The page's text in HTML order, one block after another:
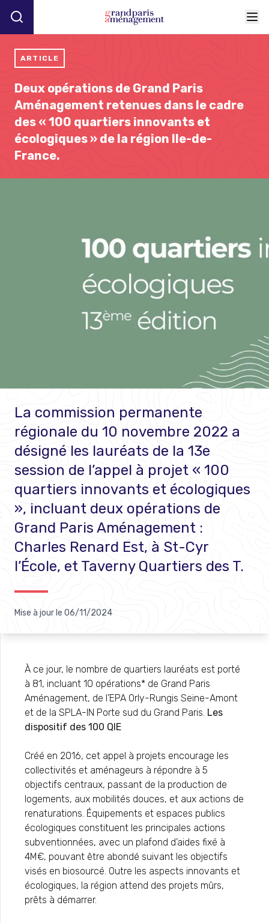
ARTICLE
Deux opérations de Grand Paris
Aménagement retenues dans le cadre
des « 100 quartiers innovants et
écologiques » de la région Ile-de-
France.
La commission permanente
régionale du 10 novembre 2022 a
désigné les lauréats de la 13e
session de l’appel à projet « 100
quartiers innovants et écologiques
», incluant deux opérations de
Grand Paris Aménagement :
Charles Renard Est, à St-Cyr
l’École, et Taverny Quartiers des T.
Mise à jour le 06/11/2024
À ce jour, le nombre de quartiers lauréats est porté
à 81, incluant 10 opérations* de Grand Paris
Aménagement, de l’EPA Orly-Rungis Seine-Amont
et de la SPLA-IN Porte sud du Grand Paris. Les
dispositif des 100 QIE
Créé en 2016, cet appel à projets encourage les
collectivités et aménageurs à répondre à 5
objectifs centraux, passant de la production de
logements, aux mobilités douces, et aux actions de
renaturations. Équipements et espaces publics
écologiques constituent les principales actions
subventionnées, avec un plafond d’aides fixé à
4M€, pouvant être abondé suivant les objectifs
visés en biosourcé. Outre les aspects innovants et
écologiques, la région attend des projets mûrs,
prêts à démarrer.